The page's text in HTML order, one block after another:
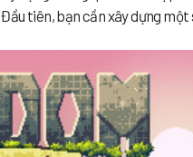
tiên, bạn cần xây dựng một